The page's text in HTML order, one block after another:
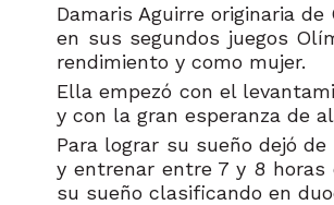
Damaris Aguirre originaria
en sus segundos juegos
rendimiento y como mujer.
Ella empezó con el
y con la gran esperanza de
Para lograr su sueño dejó
y entrenar entre 7 y 8 horas
su sueño clasificando en